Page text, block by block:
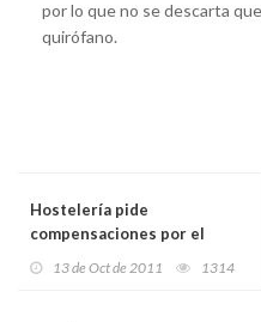
por lo que no se descarta
quirófano.
Hostelería pide
compensaciones por el
13 de Oct de 2011 1314